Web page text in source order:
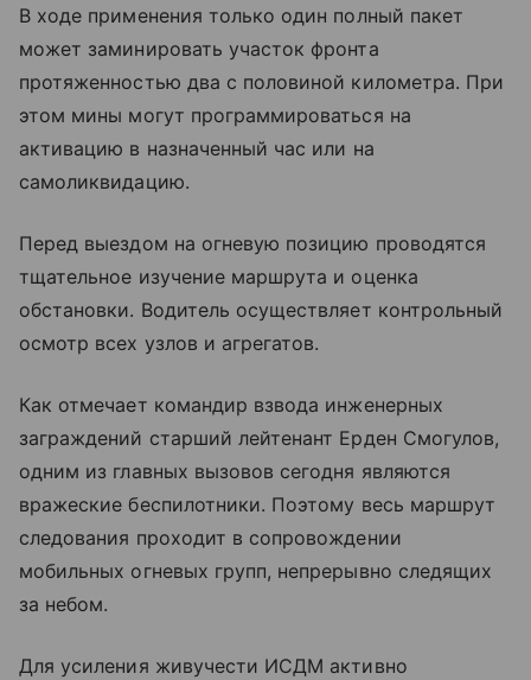
В ходе применения только один полный пакет
может заминировать участок фронта
протяженностью два с половиной километра. При
этом мины могут программироваться на
активацию в назначенный час или на
самоликвидацию.
Перед выездом на огневую позицию проводятся
тщательное изучение маршрута и оценка
обстановки. Водитель осуществляет контрольный
осмотр всех узлов и агрегатов.
Как отмечает командир взвода инженерных
заграждений старший лейтенант Ерден Смогулов,
одним из главных вызовов сегодня являются
вражеские беспилотники. Поэтому весь маршрут
следования проходит в сопровождении
мобильных огневых групп, непрерывно следящих
за небом.
Для усиления живучести ИСДМ активно